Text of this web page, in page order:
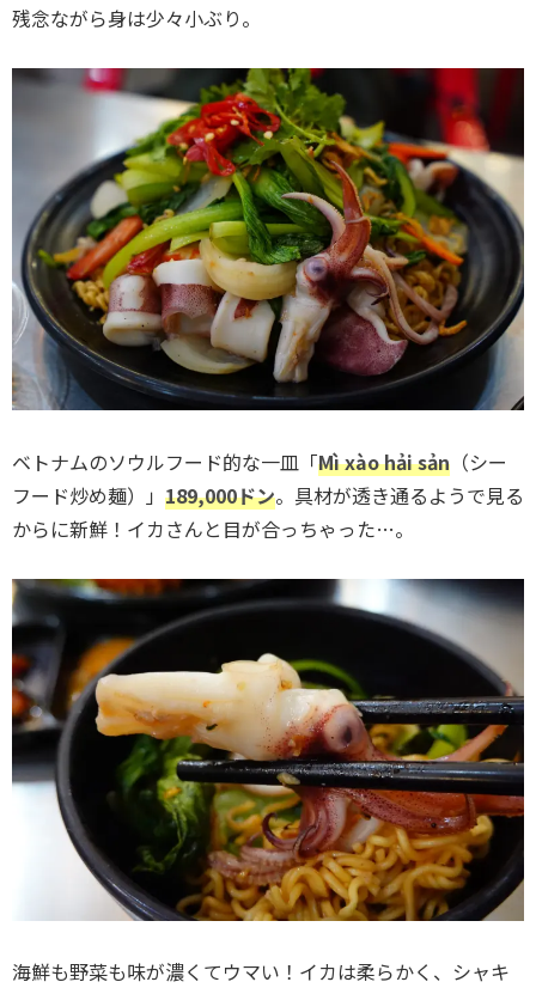
残念ながら身は少々小ぶり。
ベトナムのソウルフード的な一皿「Mì xào hải sản （シー
フード炒め麺）」 189,000ドン。具材が透き通るようで見る
からに新鮮！イカさんと目が合っちゃった…。
海鮮も野菜も味が濃くてウマい！イカは柔らかく、シャキ